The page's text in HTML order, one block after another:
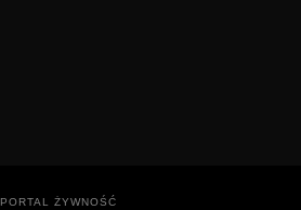
PORTAL ŻYWNOŚĆ